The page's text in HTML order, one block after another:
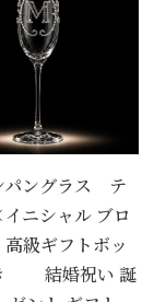
パングラス テ
ニシャル ブロ
高級ギフトボッ
結婚祝い 誕